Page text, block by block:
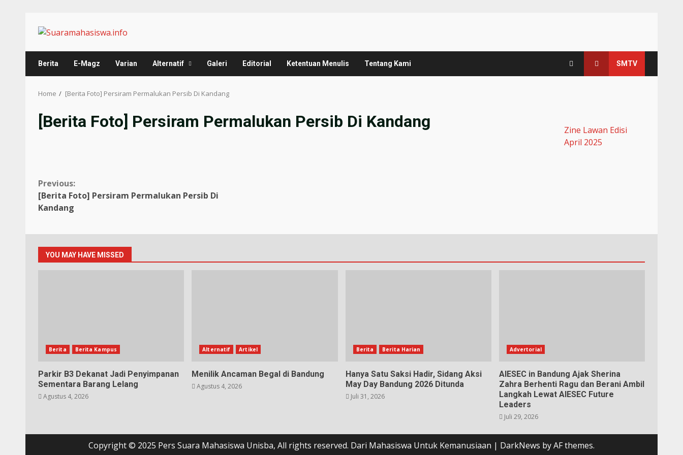
Berita E-Magz Varian Alternatif Galeri Editorial Ketentuan Menulis Tentang Kami SMTV
Home [Berita Foto] Persiram Permalukan Persib Di Kandang
[Berita Foto] Persiram Permalukan Persib Di Kandang
Previous:
[Berita Foto] Persiram Permalukan Persib Di
Kandang
Zine Lawan Edisi
April 2025
YOU MAY HAVE MISSED
Berita Berita Kampus
Parkir B3 Dekanat Jadi Penyimpanan
Sementara Barang Lelang
Agustus 4, 2026
Alternatif Artikel
Menilik Ancaman Begal di Bandung
Agustus 4, 2026
Berita Berita Harian
Hanya Satu Saksi Hadir, Sidang Aksi
May Day Bandung 2026 Ditunda
Juli 31, 2026
Advertorial
AIESEC in Bandung Ajak Sherina
Zahra Berhenti Ragu dan Berani Ambil
Langkah Lewat AIESEC Future
Leaders
Juli 29, 2026
Copyright © 2025 Pers Suara Mahasiswa Unisba, All rights reserved. Dari Mahasiswa Untuk Kemanusiaan | DarkNews by AF themes.